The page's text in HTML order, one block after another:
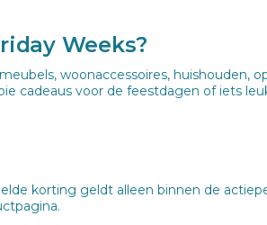
Weeks?
woonaccessoires, huishouden,
cadeaus voor de feestdagen of iets
korting geldt alleen binnen de